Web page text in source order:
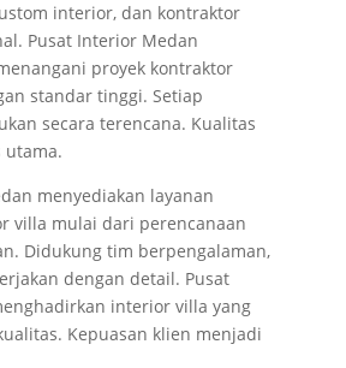
interior, dan kontraktor
Pusat Interior Medan
proyek kontraktor
standar tinggi. Setiap
secara terencana. Kualitas
menyediakan layanan
villa mulai dari perencanaan
Didukung tim berpengalaman,
dengan detail. Pusat
interior villa yang
Kepuasan klien menjadi